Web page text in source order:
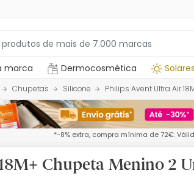
marca Dermocosmética Solares
Chupetas Silicone Philips Avent Ultra Air
*-8% extra, compra mínima de 72€.
Chupeta Menino 2